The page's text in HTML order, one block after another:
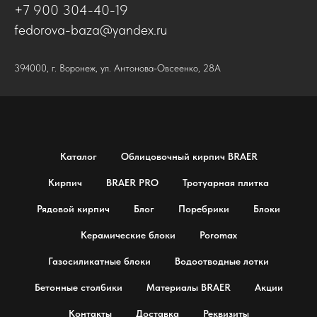
+7 900 304-40-19
fedorova-baza@yandex.ru
394000, г. Воронеж, ул. Антонова-Овсеенко, 28А
Каталог Облицовочный кирпич BRAER
Кирпич BRAER PRO Тротуарная плитка
Рядовой кирпич Блог Поребрики Блоки
Керамические блоки Poromax
Газосиликатные блоки Водоотводные лотки
Бетонные столбики Материалы BRAER Акции
Контакты Доставка Реквизиты